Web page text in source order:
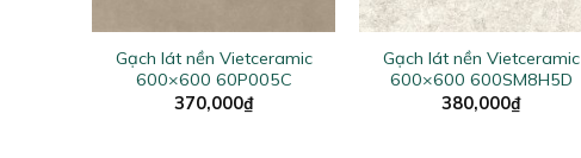
Gạch lát nền Vietceramic
600×600 60P005C
370,000₫
+
Gạch lát nền Vietceramic
600×600 600SM8H5D
380,000₫